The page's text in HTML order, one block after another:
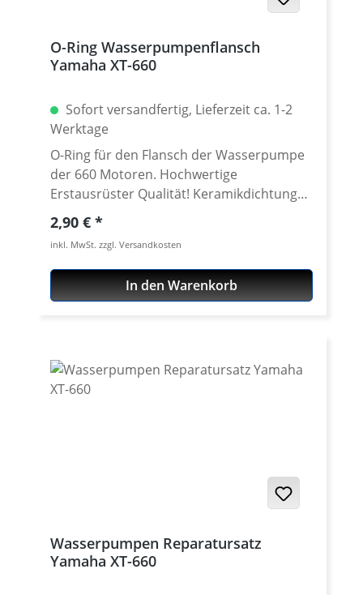
O-Ring Wasserpumpenflansch
Yamaha XT-660
Sofort versandfertig, Lieferzeit ca. 1-2
Werktage
O-Ring für den Flansch der Wasserpumpe
der 660 Motoren. Hochwertige
Erstausrüster Qualität! Keramikdichtungen
und Lager für die Wasserpumpe siehe
Zubehör Passend für z.B.: · Yamaha XT-
660R · Yamaha XT-660X · Yamaha XT-660Z
Tenere · Yamaha XT-660ZA Tenere ABS ·
Yamaha MT-03 2006-2009
Regulärer Preis:
2,90 €
inkl. MwSt. zzgl. Versandkosten
In den Warenkorb
Wasserpumpen Reparatursatz
Yamaha XT-660